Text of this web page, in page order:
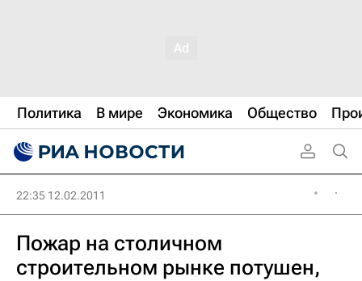
Политика В мире Экономика Общество
22:35 12.02.2011
Пожар на столичном
строительном рынке потушен,